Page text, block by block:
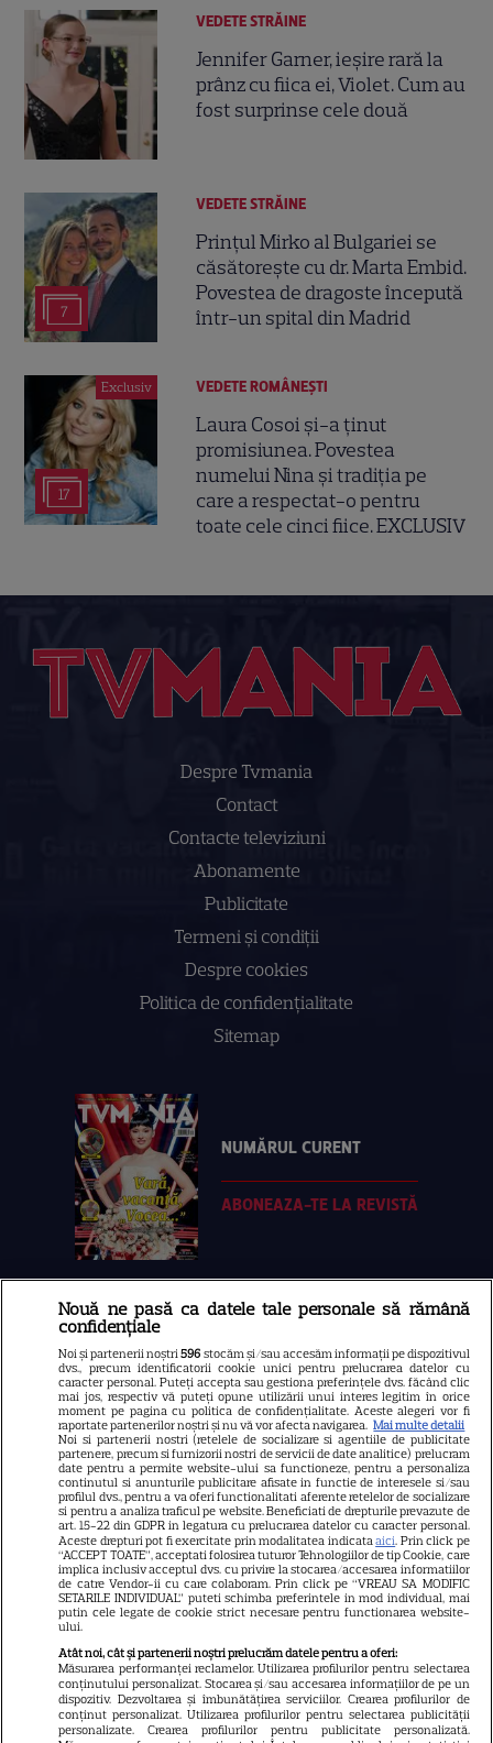
VEDETE STRĂINE
Jennifer Garner, ieșire rară la
prânz cu fiica ei, Violet. Cum au
fost surprinse cele două
7
VEDETE STRĂINE
Prințul Mirko al Bulgariei se
căsătorește cu dr. Marta Embid.
Povestea de dragoste începută
într-un spital din Madrid
Exclusiv
17
VEDETE ROMÂNEŞTI
Laura Cosoi și-a ținut
promisiunea. Povestea
numelui Nina și tradiția pe
care a respectat-o pentru
toate cele cinci fiice. EXCLUSIV
Despre Tvmania
Contact
Contacte televiziuni
Abonamente
Publicitate
Termeni și condiții
Despre cookies
Politica de confidenţialitate
Sitemap
NUMĂRUL CURENT
ABONEAZA-TE LA REVISTĂ
Libertatea
Libertatea pentru femei
GSP
Știri mondene
Avantaje
Elle
Unica
Retete practice
URMĂREȘTE-NE PE
Copyright2026Ringier Romania – Toate Drepturile rezervate
Nouă ne pasă ca datele tale personale să rămână
confidențiale
Noi și partenerii noștri596 stocăm și/sau accesăm informații pe dispozitivul
dvs., precum identificatorii cookie unici pentru prelucrarea datelor cu
caracter personal. Puteți accepta sau gestiona preferințele dvs. făcând clic
mai jos, respectiv vă puteți opune utilizării unui interes legitim în orice
moment pe pagina cu politica de confidențialitate. Aceste alegeri vor fi
raportate partenerilor noștri și nu vă vor afecta navigarea. Mai multe detalii
Noi si partenerii nostri (retelele de socializare si agentiile de publicitate
partenere, precum si furnizorii nostri de servicii de date analitice) prelucram
date pentru a permite website-ului sa functioneze, pentru a personaliza
continutul si anunturile publicitare afisate in functie de interesele si/sau
profilul dvs., pentru a va oferi functionalitati aferente retelelor de socializare
si pentru a analiza traficul pe website. Beneficiati de drepturile prevazute de
art. 15-22 din GDPR in legatura cu prelucrarea datelor cu caracter personal.
Aceste drepturi pot fi exercitate prin modalitatea indicataaici. Prin click pe
“ACCEPT TOATE”, acceptati folosirea tuturor Tehnologiilor de tip Cookie, care
implica inclusiv acceptul dvs. cu privire la stocarea/accesarea informatiilor
de catre Vendor-ii cu care colaboram. Prin click pe “VREAU SA MODIFIC
SETARILE INDIVIDUAL” puteti schimba preferintele in mod individual, mai
putin cele legate de cookie strict necesare pentru functionarea website-
ului.
Atât noi, cât și partenerii noștri prelucrăm datele pentru a oferi:
Măsurarea performanței reclamelor. Utilizarea profilurilor pentru selectarea
conținutului personalizat. Stocarea și/sau accesarea informațiilor de pe un
dispozitiv. Dezvoltarea și îmbunătățirea serviciilor. Crearea profilurilor de
conținut personalizat. Utilizarea profilurilor pentru selectarea publicității
personalizate. Crearea profilurilor pentru publicitate personalizată.